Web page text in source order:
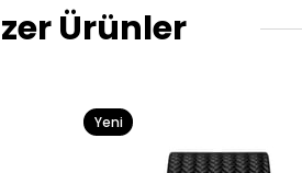
Ürünler
Yeni